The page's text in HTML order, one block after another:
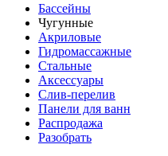
Бассейны
Чугунные
Акриловые
Гидромассажные
Стальные
Аксессуары
Слив-перелив
Панели для ванн
Распродажа
Разобрать